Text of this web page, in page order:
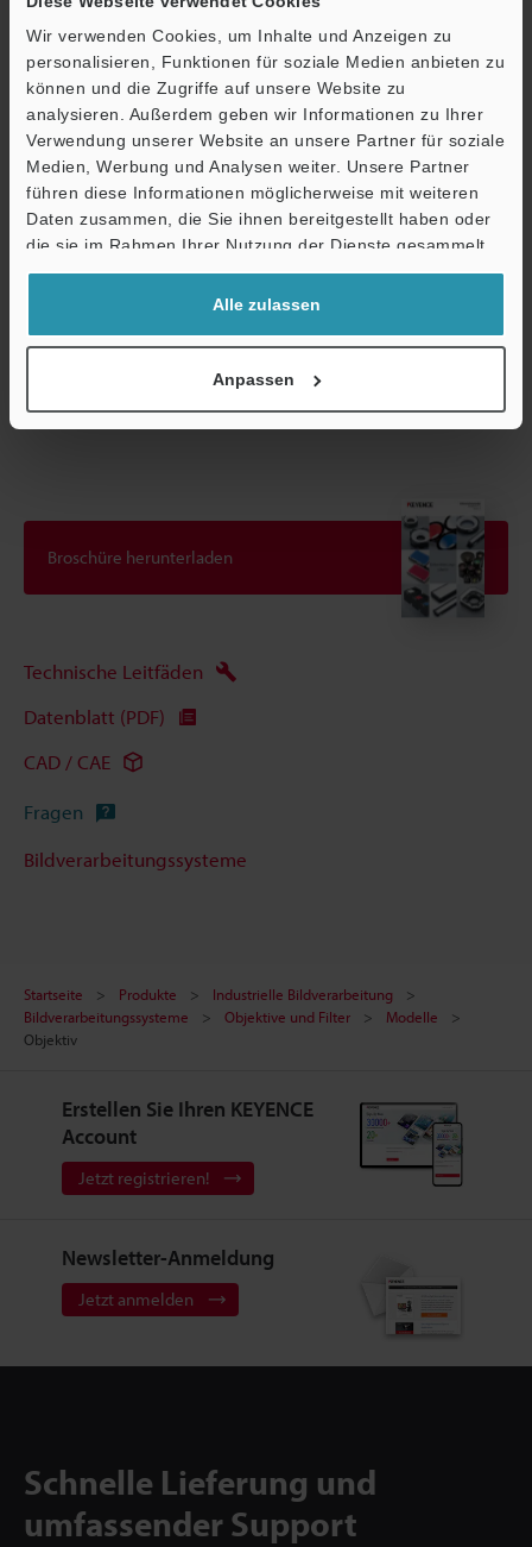
Wir verwenden Cookies, um Inhalte und Anzeigen zu
personalisieren, Funktionen für soziale Medien anbieten zu
können und die Zugriffe auf unsere Website zu
analysieren. Außerdem geben wir Informationen zu Ihrer
Verwendung unserer Website an unsere Partner für soziale
Medien, Werbung und Analysen weiter. Unsere Partner
führen diese Informationen möglicherweise mit weiteren
Daten zusammen, die Sie ihnen bereitgestellt haben oder
die sie im Rahmen Ihrer Nutzung der Dienste gesammelt
haben.
Alle zulassen
Anpassen
Objektivs bei Referenzvergrößerung. Der Arbeitsabstand ist von
der eingestellten Vergrößerung abhängig. (Außer CA-LM1/LMA1)
*3Bei der angegebenen Tiefenschärfe handelt es sich um einen
theoretischen Wert, der von einer Bildsensor-Größe von 1/2"
oder 2/3" und einer horizontalen Auflösung von 320 TV‑Linien
ausgeht. (Der Kreis der geringsten Unschärfe ist 40 µm im Bild.)
*4Das kleinste auflösbare Merkmal, das bei Licht mit einer
Wellenlänge von unter 550 nm erkannt werden kann.
Broschüre herunterladen
Technische Leitfäden
Datenblatt (PDF)
CAD / CAE
Fragen
Bildverarbeitungssysteme
Startseite Produkte
Industrielle Bildverarbeitung
Bildverarbeitungssysteme
Objektive und Filter
Modelle
Objektiv
Erstellen Sie Ihren KEYENCE
Account
Jetzt registrieren!
Newsletter-Anmeldung
Jetzt anmelden
Schnelle Lieferung und
umfassender Support
Support